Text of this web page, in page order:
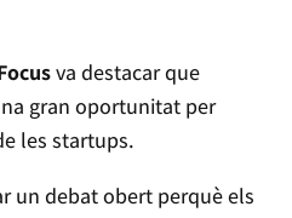
va destacar que
gran oportunitat per
les startups.
un debat obert perquè els